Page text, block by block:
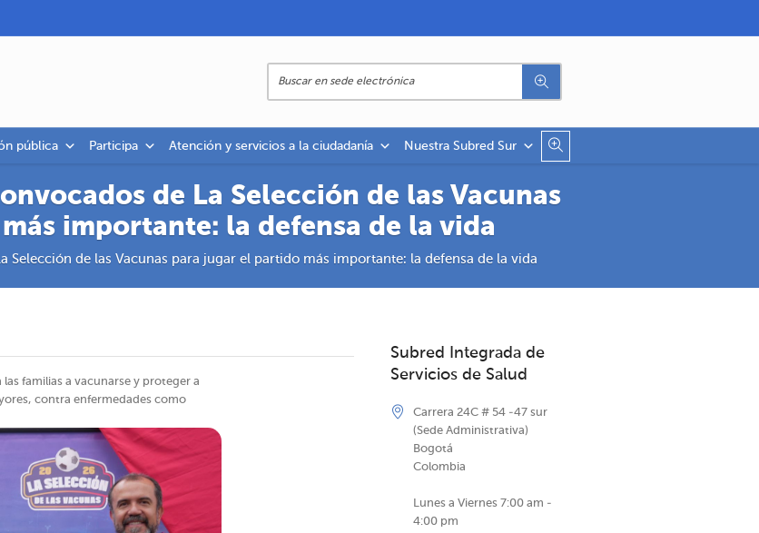
pública Participa Atención y servicios a la ciudadanía Nuestra Subred Sur
de La Selección de las Vacunas
importante: la defensa de la vida
Selección de las Vacunas para jugar el partido más importante: la defensa de la vida
familias a vacunarse y proteger a
contra enfermedades como
Subred Integrada de
Servicios de Salud
Carrera 24C # 54 -47 sur
(Sede Administrativa)
Bogotá
Colombia
Lunes a Viernes 7:00 am -
4:00 pm